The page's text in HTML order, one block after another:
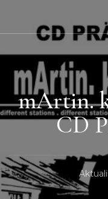
mArtin.
CD